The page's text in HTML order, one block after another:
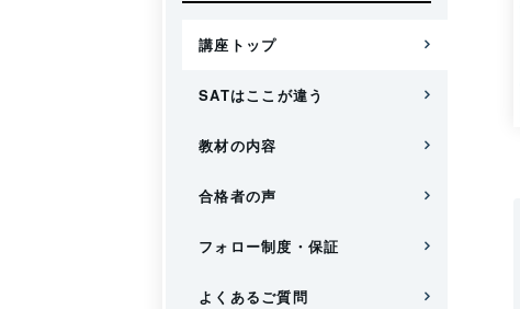
講座トップ
SATはここが違う
教材の内容
合格者の声
フォロー制度・保証
よくあるご質問